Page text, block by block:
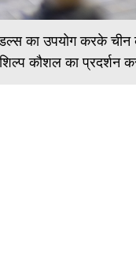
का उपयोग करके चीन
कौशल का प्रदर्शन